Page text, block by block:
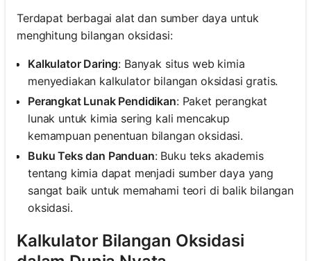
Terdapat berbagai alat dan sumber daya untuk
menghitung bilangan oksidasi:
Kalkulator Daring: Banyak situs web kimia
menyediakan kalkulator bilangan oksidasi gratis.
Perangkat Lunak Pendidikan: Paket perangkat
lunak untuk kimia sering kali mencakup
kemampuan penentuan bilangan oksidasi.
Buku Teks dan Panduan: Buku teks akademis
tentang kimia dapat menjadi sumber daya yang
sangat baik untuk memahami teori di balik bilangan
oksidasi.
Kalkulator Bilangan Oksidasi